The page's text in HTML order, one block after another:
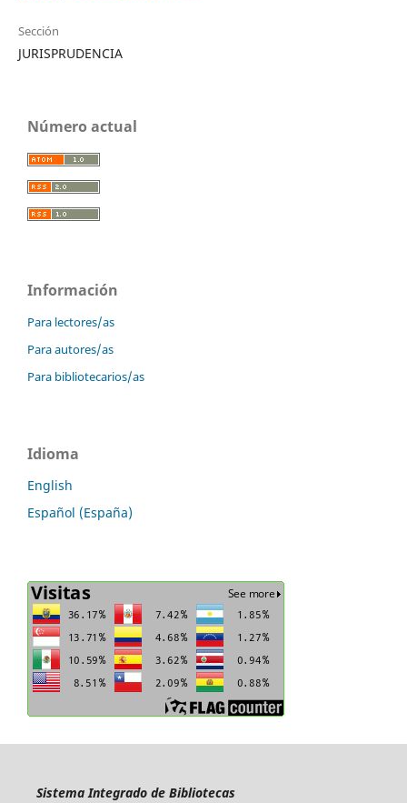
Sección
JURISPRUDENCIA
Número actual
Información
Para lectores/as
Para autores/as
Para bibliotecarios/as
Idioma
English
Español (España)
Sistema Integrado de Bibliotecas